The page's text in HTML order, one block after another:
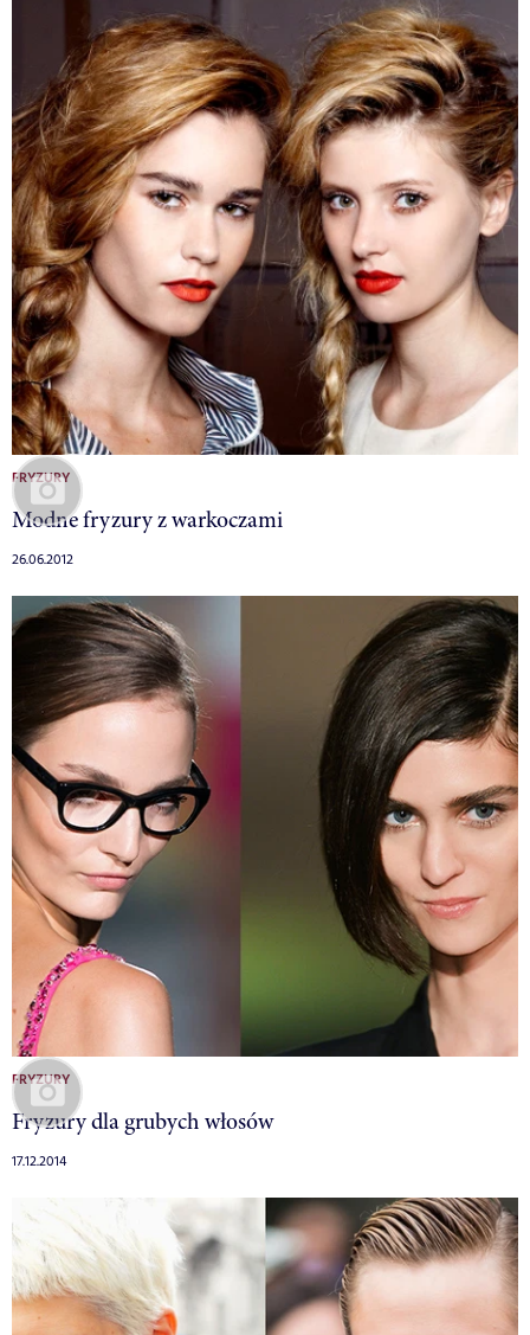
FRYZURY
Modne fryzury z warkoczami
26.06.2012
FRYZURY
Fryzury dla grubych włosów
17.12.2014